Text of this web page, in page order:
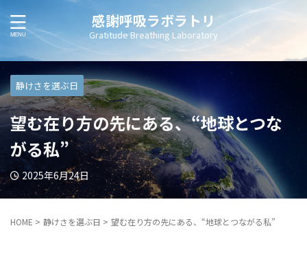
感謝呼吸ラボラトリ
Gratitude Breathing Laboratory
静けさを選ぶ日
望む在り方の先にある、“地球とつな
がる私”
2025年6月24日
HOME > 静けさを選ぶ日 > 望む在り方の先にある、“地球とつながる私”